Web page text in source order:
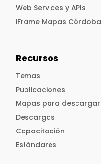
Web Services y APIs
iFrame Mapas Córdoba
Recursos
Temas
Publicaciones
Mapas para descargar
Descargas
Capacitación
Estándares